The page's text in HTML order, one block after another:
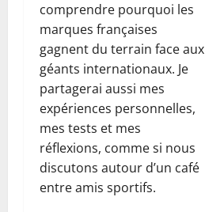
comprendre pourquoi les
marques françaises
gagnent du terrain face aux
géants internationaux. Je
partagerai aussi mes
expériences personnelles,
mes tests et mes
réflexions, comme si nous
discutons autour d’un café
entre amis sportifs.